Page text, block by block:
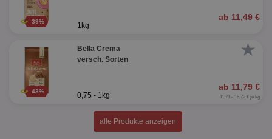
39% ab 11,49 €
1kg
★
43%
Bella Crema
versch. Sorten
ab 11,79 €
0,75 - 1kg 11,79 - 15,72 € je kg
alle Produkte anzeigen